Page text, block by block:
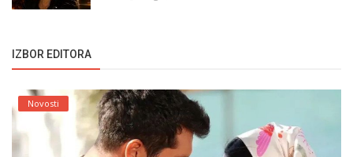
IZBOR EDITORA
Novosti